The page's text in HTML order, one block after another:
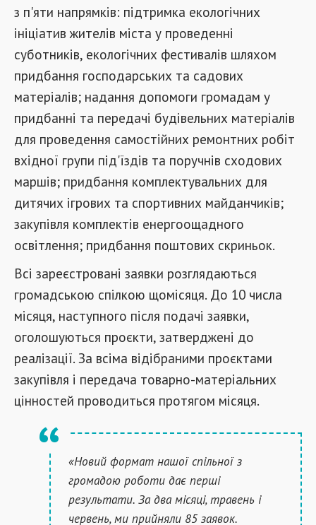
з п'яти напрямків: підтримка екологічних
ініціатив жителів міста у проведенні
суботників, екологічних фестивалів шляхом
придбання господарських та садових
матеріалів; надання допомоги громадам у
придбанні та передачі будівельних матеріалів
для проведення самостійних ремонтних робіт
вхідної групи під'їздів та поручнів сходових
маршів; придбання комплектувальних для
дитячих ігрових та спортивних майданчиків;
закупівля комплектів енергоощадного
освітлення; придбання поштових скриньок.
Всі зареєстровані заявки розглядаються
громадською спілкою щомісяця. До 10 числа
місяця, наступного після подачі заявки,
оголошуються проєкти, затверджені до
реалізації. За всіма відібраними проєктами
закупівля і передача товарно-матеріальних
цінностей проводиться протягом місяця.
«Новий формат нашої спільної з
громадою роботи дає перші
результати. За два місяці, травень і
червень, ми прийняли 85 заявок.